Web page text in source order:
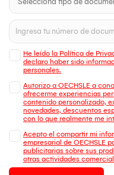
He leído la Política de
declaro haber sido
personales.
Autorizo a OECHSLE a
ofrecerme experiencias
contenido personalizado,
novedades, descuentos
con lo que realmente me
Acepto el compartir mi
empresarial de OECHSLE
publicitarias sobre sus
otras actividades